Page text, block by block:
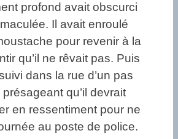
profond avait obscurci
Il avait enroulé
pour revenir à la
qu’il ne rêvait pas. Puis
dans la rue d’un pas
qu’il devrait
en ressentiment pour ne
au poste de police.